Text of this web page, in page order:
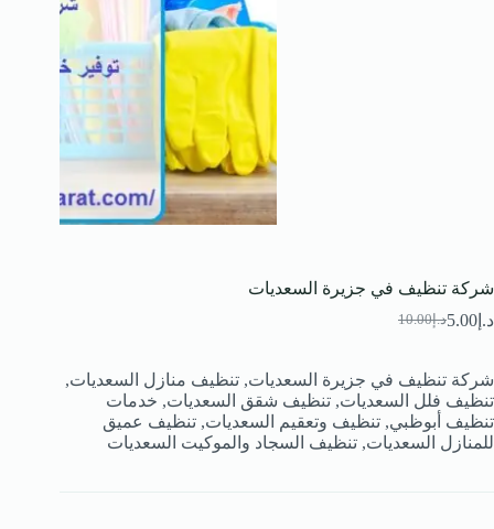
شركة تنظيف في جزيرة السعديات
د.إ10.00
السعر
هو:
د.إ10.00.
د.إ 5.00السعر
هو:
د.إ5.00.
شركة تنظيف في جزيرة السعديات, تنظيف منازل السعديات,
تنظيف فلل السعديات, تنظيف شقق السعديات, خدمات
تنظيف أبوظبي, تنظيف وتعقيم السعديات, تنظيف عميق
للمنازل السعديات, تنظيف السجاد والموكيت السعديات